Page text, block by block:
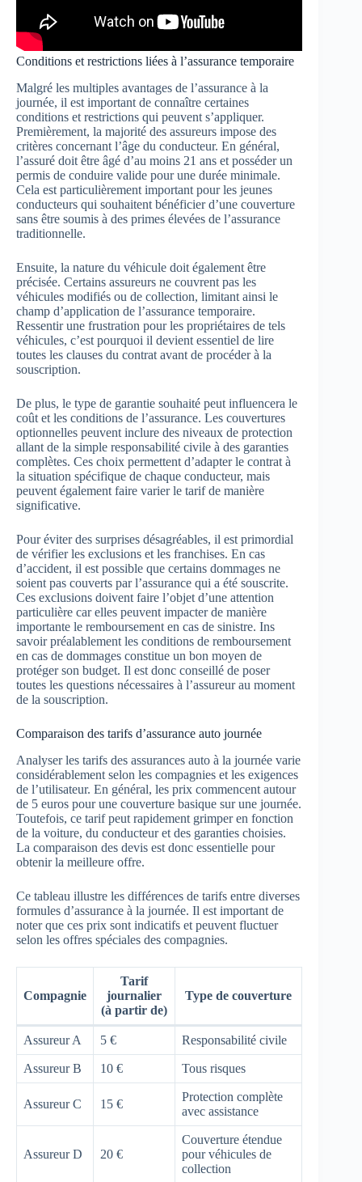
Conditions et restrictions liées à l’assurance temporaire
Malgré les multiples avantages de l’assurance à la
journée, il est important de connaître certaines
conditions et restrictions qui peuvent s’appliquer.
Premièrement, la majorité des assureurs impose des
critères concernant l’âge du conducteur. En général,
l’assuré doit être âgé d’au moins 21 ans et posséder un
permis de conduire valide pour une durée minimale.
Cela est particulièrement important pour les jeunes
conducteurs qui souhaitent bénéficier d’une couverture
sans être soumis à des primes élevées de l’assurance
traditionnelle.
Ensuite, la nature du véhicule doit également être
précisée. Certains assureurs ne couvrent pas les
véhicules modifiés ou de collection, limitant ainsi le
champ d’application de l’assurance temporaire.
Ressentir une frustration pour les propriétaires de tels
véhicules, c’est pourquoi il devient essentiel de lire
toutes les clauses du contrat avant de procéder à la
souscription.
De plus, le type de garantie souhaité peut influencera le
coût et les conditions de l’assurance. Les couvertures
optionnelles peuvent inclure des niveaux de protection
allant de la simple responsabilité civile à des garanties
complètes. Ces choix permettent d’adapter le contrat à
la situation spécifique de chaque conducteur, mais
peuvent également faire varier le tarif de manière
significative.
Pour éviter des surprises désagréables, il est primordial
de vérifier les exclusions et les franchises. En cas
d’accident, il est possible que certains dommages ne
soient pas couverts par l’assurance qui a été souscrite.
Ces exclusions doivent faire l’objet d’une attention
particulière car elles peuvent impacter de manière
importante le remboursement en cas de sinistre. Ins
savoir préalablement les conditions de remboursement
en cas de dommages constitue un bon moyen de
protéger son budget. Il est donc conseillé de poser
toutes les questions nécessaires à l’assureur au moment
de la souscription.
Comparaison des tarifs d’assurance auto journée
Analyser les tarifs des assurances auto à la journée varie
considérablement selon les compagnies et les exigences
de l’utilisateur. En général, les prix commencent autour
de 5 euros pour une couverture basique sur une journée.
Toutefois, ce tarif peut rapidement grimper en fonction
de la voiture, du conducteur et des garanties choisies.
La comparaison des devis est donc essentielle pour
obtenir la meilleure offre.
Ce tableau illustre les différences de tarifs entre diverses
formules d’assurance à la journée. Il est important de
noter que ces prix sont indicatifs et peuvent fluctuer
selon les offres spéciales des compagnies.
Compagnie
Tarif
journalier
(à partir de)
Type de couverture
Assureur A 5 € Responsabilité civile
Assureur B 10 € Tous risques
Assureur C 15 €
Protection complète
avec assistance
Assureur D 20 €
Couverture étendue
pour véhicules de
collection